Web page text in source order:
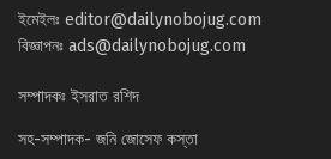
ইমেইলঃ editor@dailynobojug.com
বিজ্ঞাপনঃ ads@dailynobojug.com
সম্পাদকঃ ইসরাত রশিদ
সহ-সম্পাদক- জনি জোসেফ কস্তা